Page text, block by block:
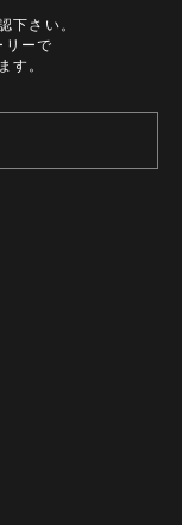
下さい。
ーで
す。